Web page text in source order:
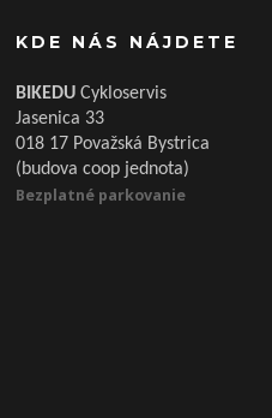
KDE NÁS NÁJDETE
BIKEDUCykloservis
Jasenica 33
018 17 Považská Bystrica
(budova coop jednota)
Bezplatné parkovanie